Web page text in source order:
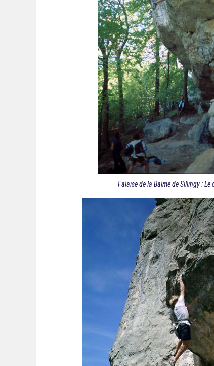
Falaise de la Balme de Sillingy : Le